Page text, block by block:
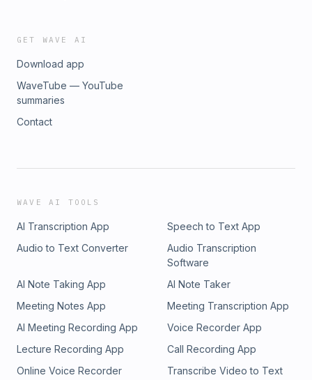
GET WAVE AI
Download app
WaveTube — YouTube
summaries
Contact
WAVE AI TOOLS
AI Transcription App
Speech to Text App
Audio to Text Converter
Audio Transcription
Software
AI Note Taking App
AI Note Taker
Meeting Notes App
Meeting Transcription App
AI Meeting Recording App
Voice Recorder App
Lecture Recording App
Call Recording App
Online Voice Recorder
Transcribe Video to Text